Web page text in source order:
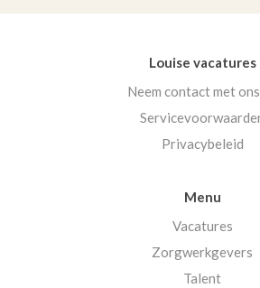
Louise vacatures
Neem contact met
Privacybeleid
Menu
Vacatures
Zorgwerkgevers
Talent